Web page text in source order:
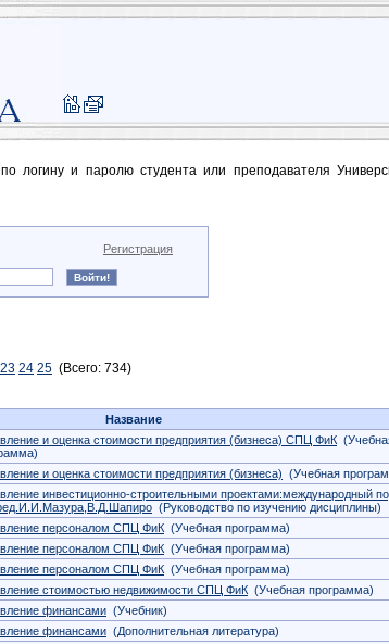
логину и паролю студента или преподавателя
Регистрация
23 24 25 (Всего: 734)
Название
и оценка стоимости предприятия (бизнеса) СПЦ ФиК
и оценка стоимости предприятия (бизнеса) (Учебная
инвестиционно-строительными проектами:международный
(Руководство по изучению дисциплины)
персоналом СПЦ ФиК (Учебная программа)
персоналом СПЦ ФиК (Учебная программа)
персоналом СПЦ ФиК (Учебная программа)
стоимостью недвижимости СПЦ ФиК (Учебная программа)
финансами (Учебник)
финансами (Дополнительная литература)